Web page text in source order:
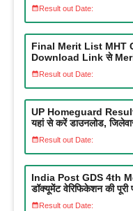
Result out Date:
Final Merit List MHT
Download Link से
Result out Date:
UP Homeguard Result
यहां से करें डाउनलोड,
Result out Date:
India Post GDS 4th
डॉक्यूमेंट वेरिफिकेशन की पूरी
Result out Date: